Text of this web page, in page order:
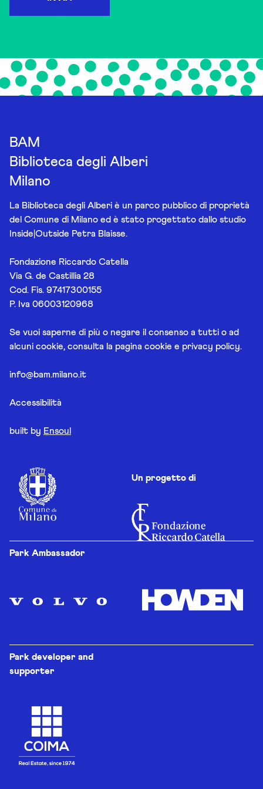
BAM
Biblioteca degli Alberi
Milano
La Biblioteca degli Alberi è un parco pubblico di proprietà
del Comune di Milano ed è stato progettato dallo studio
Inside|Outside Petra Blaisse.
Fondazione Riccardo Catella
Via G. de Castillia 28
Cod. Fis. 97417300155
P. Iva 06003120968
Se vuoi saperne di più o negare il consenso a tutti o ad
alcuni cookie, consulta la pagina cookie e privacy policy.
info@bam.milano.it
Accessibilità
built by Ensoul
Un progetto di
Park Ambassador
Park developer and
supporter